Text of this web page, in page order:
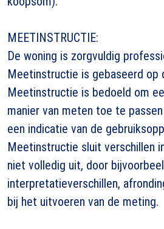
MEETINSTRUCTIE:
De woning is zorgvuldig
Meetinstructie is gebaseerd op
Meetinstructie is bedoeld om
manier van meten toe te
een indicatie van de
Meetinstructie sluit verschillen
niet volledig uit, door
interpretatieverschillen,
bij het uitvoeren van de meting.